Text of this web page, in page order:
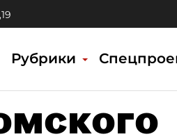
Рубрики